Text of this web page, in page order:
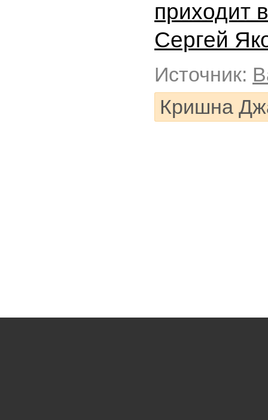
приходит
Сергей
Источник:
Кришна